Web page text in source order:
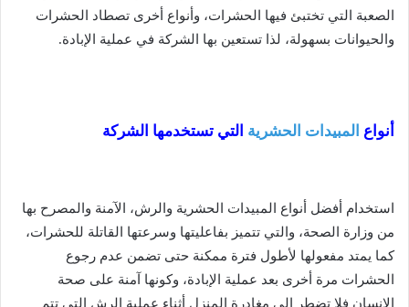
الصعبة التي تختبئ فيها الحشرات، وأنواع أخرى تصطاد الحشرات
والحيوانات بسهولة، لذا تستعين بها الشركة في عملية الإبادة.
أنواع المبيدات الحشرية التي تستخدمها الشركة
استخدام أفضل أنواع المبيدات الحشرية والرش، الآمنة والمصرح بها
من وزارة الصحة، والتي تتميز بفاعليتها وسرعتها القاتلة للحشرات،
كما يمتد مفعولها لأطول فترة ممكنة حتى تضمن عدم رجوع
الحشرات مرة أخرى بعد عملية الإبادة، وكونها آمنة على صحة
الإنسان فلا تضطر إلى مغادرة المنزل أثناء عملية الرش التي تتم